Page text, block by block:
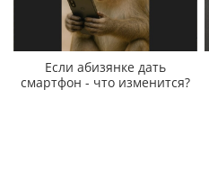
Если абизянке дать
смартфон - что изменится?